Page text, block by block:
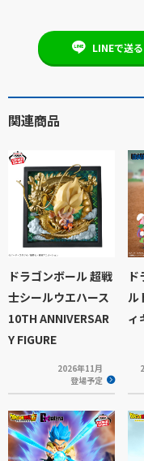
LINEで送る
関連商品
ドラゴンボール 超戦
士シールウエハース
10TH ANNIVERSAR
Y FIGURE
2026年11月
登場予定
ド
ル
ィ